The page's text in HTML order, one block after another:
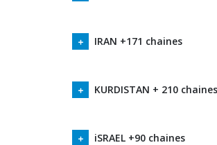
IRAN +171 chaines
KURDISTAN + 210 chaines
iSRAEL +90 chaines